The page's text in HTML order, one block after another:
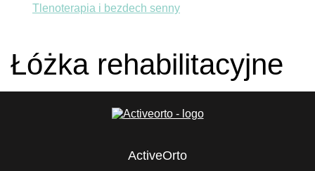
Tlenoterapia i bezdech senny
Łóżka rehabilitacyjne
ActiveOrto